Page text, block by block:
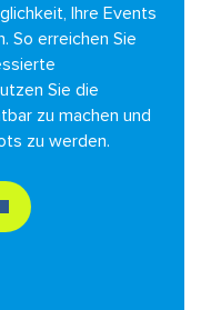
Ihre Events
So erreichen Sie
Sie die
zu machen und
zu werden.